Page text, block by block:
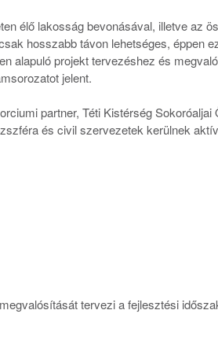
élő lakosság bevonásával, illetve az
hosszabb távon lehetséges, éppen
alapuló projekt tervezéshez és
jelent.
partner, Téti Kistérség Sokoróaljai
és civil szervezetek kerülnek
tervezi a fejlesztési